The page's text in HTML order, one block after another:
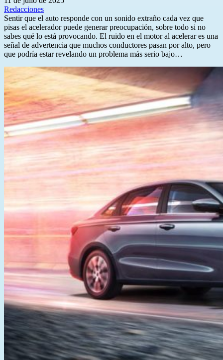
Redacciones
Sentir que el auto responde con un sonido extraño cada vez que
pisas el acelerador puede generar preocupación, sobre todo si no
sabes qué lo está provocando. El ruido en el motor al acelerar es una
señal de advertencia que muchos conductores pasan por alto, pero
que podría estar revelando un problema más serio bajo…